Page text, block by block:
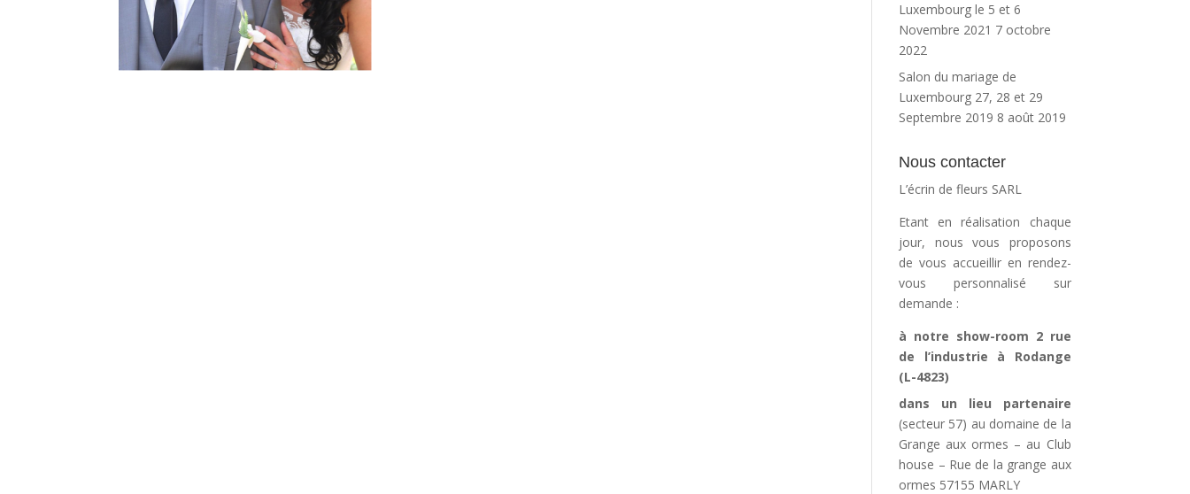
Luxembourg le 5 et 6
Novembre 2021 7 octobre
2022
Salon du mariage de
Luxembourg 27, 28 et 29
Septembre 2019 8 août 2019
Nous contacter
L’écrin de fleurs SARL
Etant en réalisation chaque
jour, nous vous proposons
de vous accueillir en rendez-
vous personnalisé sur
demande :
à notre show-room 2 rue
de l’industrie à Rodange
(L-4823)
dans un lieu partenaire
(secteur 57) au domaine de la
Grange aux ormes – au Club
house – Rue de la grange aux
ormes 57155 MARLY